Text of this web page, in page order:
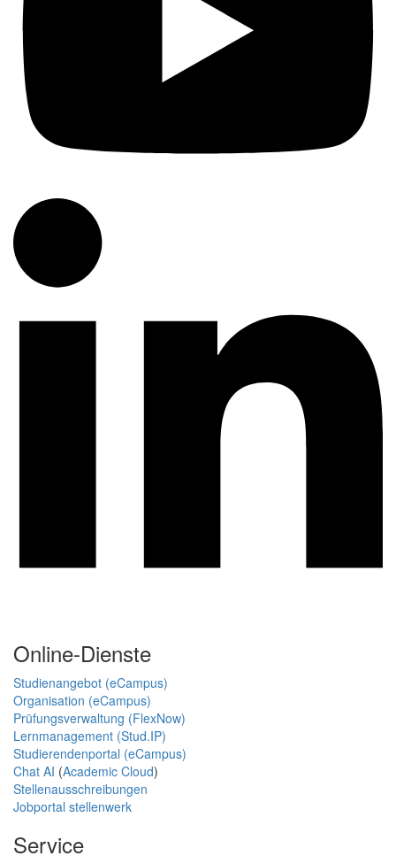
Online-Dienste
Studienangebot (eCampus)
Organisation (eCampus)
Prüfungsverwaltung (FlexNow)
Lernmanagement (Stud.IP)
Studierendenportal (eCampus)
Chat AI (Academic Cloud)
Stellenausschreibungen
Jobportal stellenwerk
Service